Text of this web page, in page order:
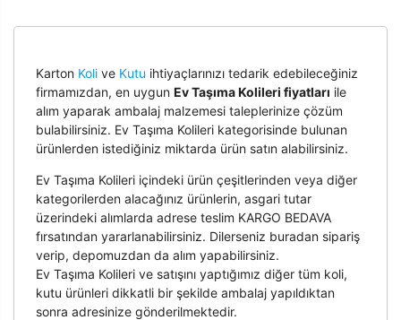
Karton Kolive Kutu ihtiyaçlarınızı tedarik edebileceğiniz
firmamızdan, en uygun Ev Taşıma Kolileri fiyatları ile
alım yaparak ambalaj malzemesi taleplerinize çözüm
bulabilirsiniz. Ev Taşıma Kolileri kategorisinde bulunan
ürünlerden istediğiniz miktarda ürün satın alabilirsiniz.
Ev Taşıma Kolileri içindeki ürün çeşitlerinden veya diğer
kategorilerden alacağınız ürünlerin, asgari tutar
üzerindeki alımlarda adrese teslim KARGO BEDAVA
fırsatından yararlanabilirsiniz. Dilerseniz buradan sipariş
verip, depomuzdan da alım yapabilirsiniz.
Ev Taşıma Kolileri ve satışını yaptığımız diğer tüm koli,
kutu ürünleri dikkatli bir şekilde ambalaj yapıldıktan
sonra adresinize gönderilmektedir.